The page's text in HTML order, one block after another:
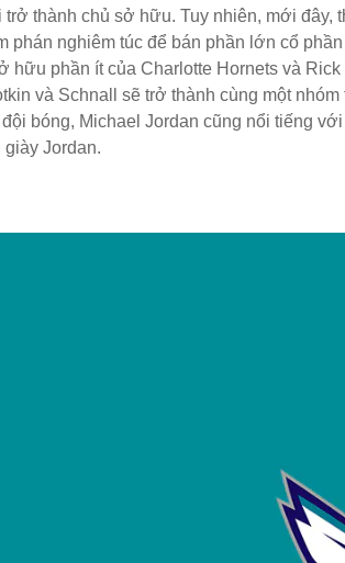
thành chủ sở hữu. Tuy nhiên, mới đây,
phán nghiêm túc để bán phần lớn cổ
phần ít của Charlotte Hornets và
và Schnall sẽ trở thành cùng một
bóng, Michael Jordan cũng nổi tiếng
giày Jordan.